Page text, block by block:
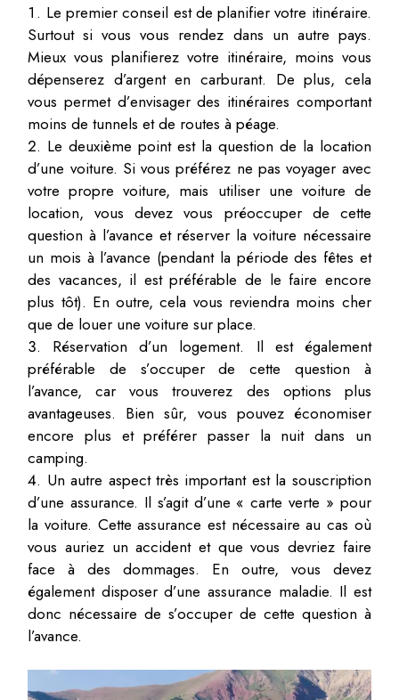
Le premier conseil est de planifier votre itinéraire.
Surtout si vous vous rendez dans un autre pays.
Mieux vous planifierez votre itinéraire, moins vous
dépenserez d’argent en carburant. De plus, cela
vous permet d’envisager des itinéraires comportant
moins de tunnels et de routes à péage.
Le deuxième point est la question de la location
d’une voiture. Si vous préférez ne pas voyager avec
votre propre voiture, mais utiliser une voiture de
location, vous devez vous préoccuper de cette
question à l’avance et réserver la voiture nécessaire
un mois à l’avance (pendant la période des fêtes et
des vacances, il est préférable de le faire encore
plus tôt). En outre, cela vous reviendra moins cher
que de louer une voiture sur place.
Réservation d’un logement. Il est également
préférable de s’occuper de cette question à
l’avance, car vous trouverez des options plus
avantageuses. Bien sûr, vous pouvez économiser
encore plus et préférer passer la nuit dans un
camping.
Un autre aspect très important est la souscription
d’une assurance. Il s’agit d’une « carte verte » pour
la voiture. Cette assurance est nécessaire au cas où
vous auriez un accident et que vous devriez faire
face à des dommages. En outre, vous devez
également disposer d’une assurance maladie. Il est
donc nécessaire de s’occuper de cette question à
l’avance.